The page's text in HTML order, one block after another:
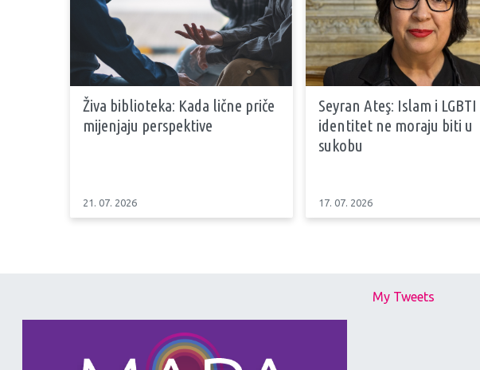
Živa biblioteka: Kada lične priče
mijenjaju perspektive
21. 07. 2026
Seyran Ateş: Islam i LGBTI
identitet ne moraju biti u
sukobu
17. 07. 2026
My Tweets